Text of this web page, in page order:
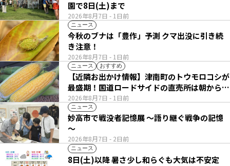
2026年8月7日 - 1日前
園で8日(土)まで
ニュース
2026年8月7日 - 1日前
今秋のブナは「豊作」予測 クマ出没に引き続
き注意！
ニュース おすすめ
2026年8月7日 - 1日前
【近隣お出かけ情報】津南町のトウモロコシが
最盛期！国道ロードサイドの直売所は朝から長
い列
ニュース
2026年8月7日 - 2日前
妙高市で戦没者記憶展 ～語り継ぐ戦争の記憶
～
ニュース
8日(土)以降 暑さ少し和らぐも大気は不安定